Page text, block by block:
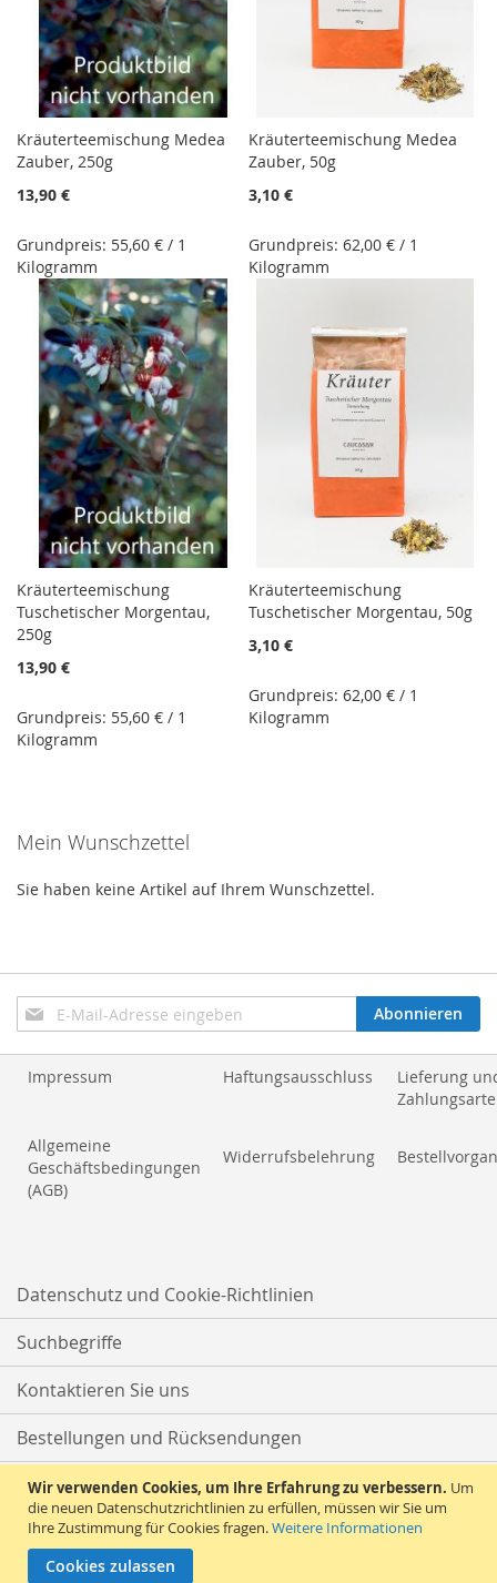
Wir verwenden Cookies, um Ihre Erfahrung zu verbessern. Um
die neuen Datenschutzrichtlinien zu erfüllen, müssen wir Sie um
Ihre Zustimmung für Cookies fragen.Weitere Informationen
Cookies zulassen
Kräuterteemischung Medea
Zauber, 250g
13,90 €
Grundpreis: 55,60 € / 1
Kilogramm
Kräuterteemischung Medea
Zauber, 50g
3,10 €
Grundpreis: 62,00 € / 1
Kilogramm
Kräuterteemischung
Tuschetischer Morgentau,
250g
13,90 €
Grundpreis: 55,60 € / 1
Kilogramm
Kräuterteemischung
Tuschetischer Morgentau, 50g
3,10 €
Grundpreis: 62,00 € / 1
Kilogramm
Mein Wunschzettel
Sie haben keine Artikel auf Ihrem Wunschzettel.
Anmeldung
zum
Newsletter:
Abonnieren
Impressum Haftungsausschluss
Lieferung
Allgemeine
Geschäftsbedingungen
(AGB)
Widerrufsbelehrung
Datenschutz und Cookie-Richtlinien
Suchbegriffe
Kontaktieren Sie uns
Bestellungen und Rücksendungen
RSS
Erweiterte Suche
© Pflanzen & Früchte Dr. Strauch